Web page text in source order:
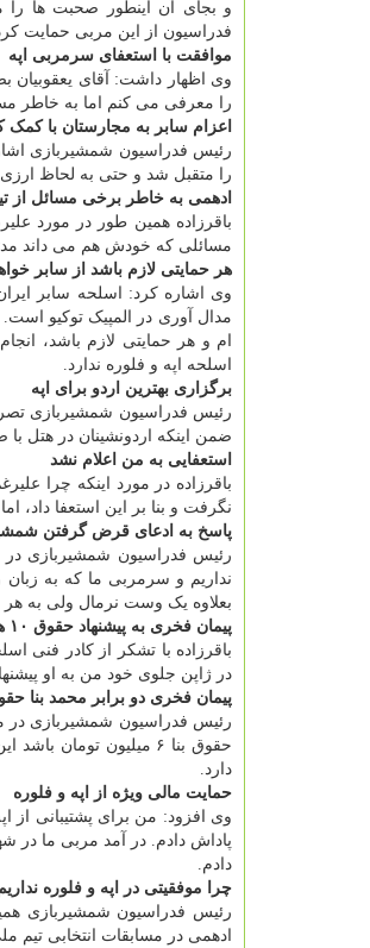
فدراسیون از این مربی حمایت
موافقت با استعفای سرمربی اپه
وی اظهار داشت: آقای
را معرفی می کنم اما به خاطر
اعزام سابر به مجارستان با کمک
رئیس فدراسیون شمشیربازی
را متقبل شد و حتی به لحاظ
ادهمی به خاطر برخی مسائل از
باقرزاده همین طور در مورد
مسائلی که خودش هم می داند
هر حمایتی لازم باشد از سابر
وی اشاره کرد: اسلحه سابر
مدال آوری در المپیک توکیو
ام و هر حمایتی لازم باشد،
اسلحه اپه و فلوره ندارد.
برگزاری بهترین اردو برای اپه
رئیس فدراسیون شمشیربازی
ضمن اینکه اردونشینان در هتل
استعفایی به من اعلام نشد
باقرزاده در مورد اینکه چرا
نگرفت و بنا بر این استعفا داد،
پاسخ به ادعای قرض گرفتن
رئیس فدراسیون شمشیربازی
نداریم و سرمربی ما که به
بعلاوه یک وست نرمال ولی به هر
پیمان فخری به پیشنهاد حقوق ۱۰ هزار دلاری پاسخ رد داد
در ژاپن جلوی خود من به او پیشنهاد حقوق ۱۰ هزار دلاری برای یک
پیمان فخری دو برابر محمد بنا
رئیس فدراسیون شمشیربازی در
دارد.
حمایت مالی ویژه از اپه و فلوره
دادم.
چرا موفقیتی در اپه و فلوره
رئیس فدراسیون شمشیربازی
ادهمی در مسابقات انتخابی تیم